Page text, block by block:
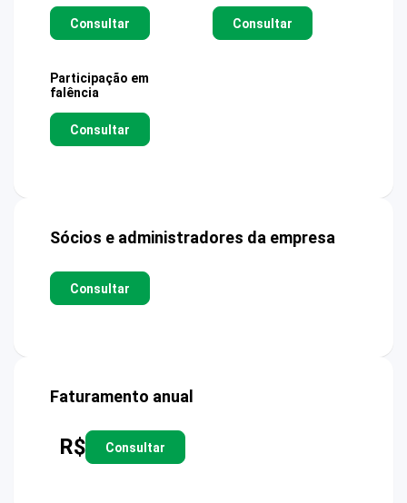
Consultar Consultar
Participação em
falência
Consultar
Sócios e administradores da empresa
Consultar
Faturamento anual
R$ Consultar